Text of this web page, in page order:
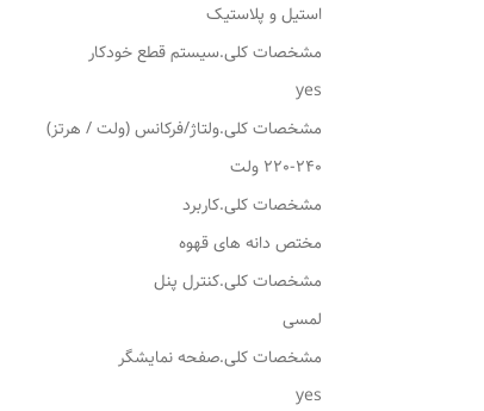
استیل و پلاستیک
مشخصات کلی.سیستم قطع خودکار
yes
مشخصات کلی.ولتاژ/فرکانس (ولت / هرتز)
220-240 ولت
مشخصات کلی.کاربرد
مختص دانه های قهوه
مشخصات کلی.کنترل پنل
لمسی
مشخصات کلی.صفحه نمایشگر
yes